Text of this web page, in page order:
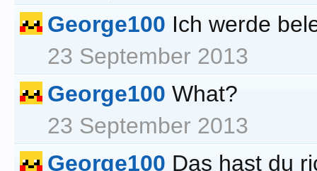
George100 Ich werde
23 September 2013
George100 What?
23 September 2013
George100 Das hast du